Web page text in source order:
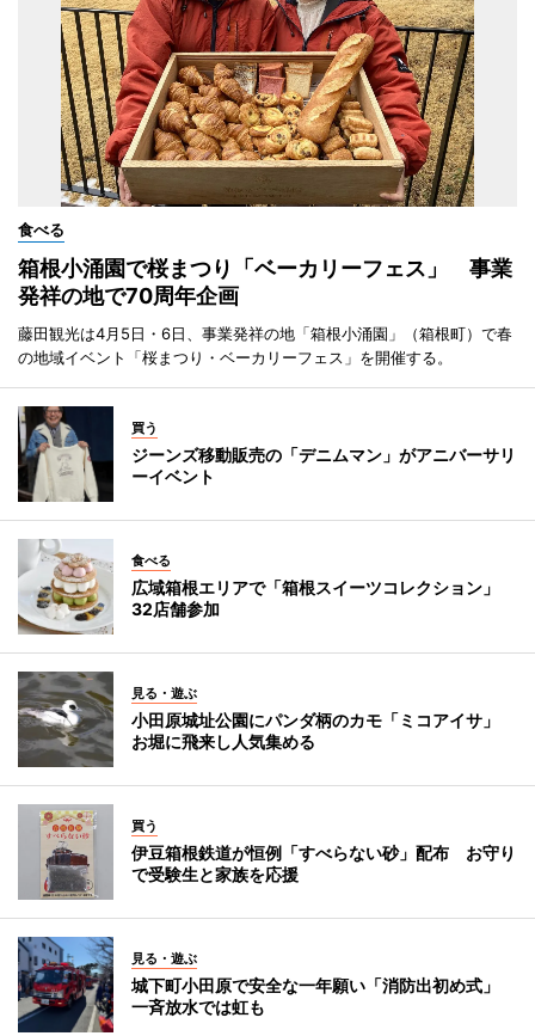
食べる
箱根小涌園で桜まつり「ベーカリーフェス」 事業
発祥の地で70周年企画
藤田観光は4月5日・6日、事業発祥の地「箱根小涌園」（箱根町）で春
の地域イベント「桜まつり・ベーカリーフェス」を開催する。
買う
ジーンズ移動販売の「デニムマン」がアニバーサリ
ーイベント
食べる
広域箱根エリアで「箱根スイーツコレクション」
32店舗参加
見る・遊ぶ
小田原城址公園にパンダ柄のカモ「ミコアイサ」
お堀に飛来し人気集める
買う
伊豆箱根鉄道が恒例「すべらない砂」配布 お守り
で受験生と家族を応援
見る・遊ぶ
城下町小田原で安全な一年願い「消防出初め式」
一斉放水では虹も